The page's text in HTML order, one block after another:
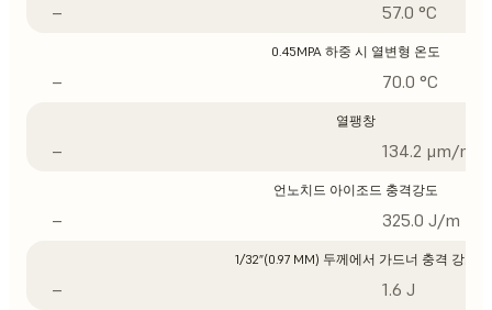
– 57.0 °C
0.45MPA 하중 시 열변형 온도
– 70.0 °C
열팽창
– 134.2 μm/m/
언노치드 아이조드 충격강도
– 325.0 J/m
1/32”(0.97 MM) 두께에서 가드너 충격 강도
– 1.6 J